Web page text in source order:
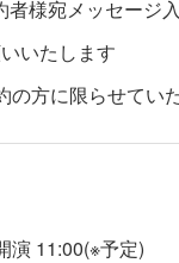
様宛メッセージ入
いたします
の方に限らせてい
11:00(※予定)